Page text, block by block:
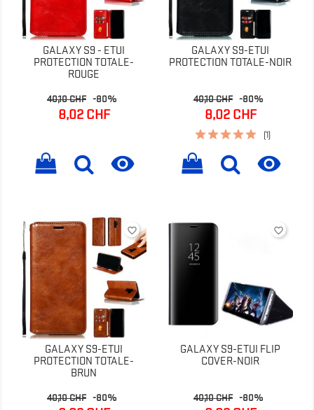
GALAXY S9 - ETUI
PROTECTION TOTALE-
ROUGE
Prix
base
40,10 CHF -80%
8,02 CHF

GALAXY S9-ETUI
PROTECTION TOTALE-NOIR
Prix
base
40,10 CHF -80%
8,02 CHF
(1)

GALAXY S9-ETUI
PROTECTION TOTALE-
BRUN
Prix
40,10 CHF -80%
favorite_border
GALAXY S9-ETUI FLIP
COVER-NOIR
Prix
40,10 CHF -80%
favorite_border